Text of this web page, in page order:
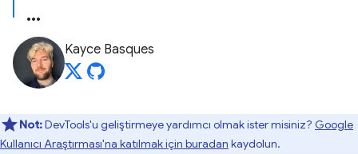
Kayce Basques
Not:DevTools'u geliştirmeye yardımcı olmak ister misiniz? Google
Kullanıcı Araştırması'na katılmak için buradan kaydolun.